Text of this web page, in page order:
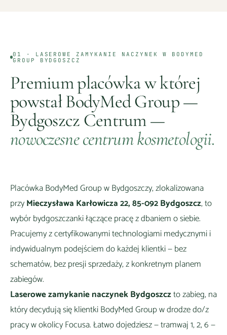
01 · LASEROWE ZAMYKANIE NACZYNEK
W BODYMED
GROUP
BYDGOSZCZ
Premium placówka w której
powstał BodyMed Group —
Bydgoszcz Centrum—
nowoczesne centrum kosmetologii.
Placówka BodyMed Group wBydgoszczy, zlokalizowana
przyMieczysława Karłowicza 22, 85-092 Bydgoszcz, to
wybórbydgoszczanki łączące pracę z dbaniem o siebie.
Pracujemy z certyfikowanymi technologiami medycznymi i
indywidualnym podejściem do każdej klientki — bez
schematów, bez presji sprzedaży, z konkretnym planem
zabiegów.
Laserowe zamykanie naczynek Bydgoszczto zabieg, na
który decydują się klientki BodyMed Groupw drodze do/z
pracy w okolicy Focusa. Łatwo dojedziesz —tramwaj 1, 2, 6 —